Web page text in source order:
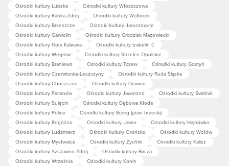
Ośrodki kultury Lubsko
Ośrodki kultury Włoszczowa
Ośrodki kultury Rabka-Zdrój
Ośrodki kultury Wolbrom
Ośrodki kultury Brzeszcze
Ośrodki kultury Jaroszowice
Ośrodki kultury Garwolin
Ośrodki kultury Grodzisk Mazowiecki
Ośrodki kultury Góra Kalwaria
Ośrodki kultury Izabelin C
Ośrodki kultury Węgrów
Ośrodki kultury Strzelce Opolskie
Ośrodki kultury Braniewo
Ośrodki kultury Tczew
Ośrodki kultury Gostyń
Ośrodki kultury Czerwionka-Leszczyny
Ośrodki kultury Ruda Śląska
Ośrodki kultury Choszczno
Ośrodki kultury Drawno
Ośrodki kultury Pacanów
Ośrodki kultury Jaworzno
Ośrodki kultury Świdnik
Ośrodki kultury Sulęcin
Ośrodki kultury Dębowa Kłoda
Ośrodki kultury Police
Ośrodki kultury Brzeg (pow. brzeski)
Ośrodki kultury Rogóźno
Ośrodki kultury Jawor
Ośrodki kultury Hajnówka
Ośrodki kultury Ludźmierz
Ośrodki kultury Orońsko
Ośrodki kultury Wołów
Ośrodki kultury Mysłowice
Ośrodki kultury Żychlin
Ośrodki kultury Kalisz
Ośrodki kultury Szczawno-Zdrój
Ośrodki kultury Bircza
Ośrodki kultury Września
Ośrodki kultury Konin